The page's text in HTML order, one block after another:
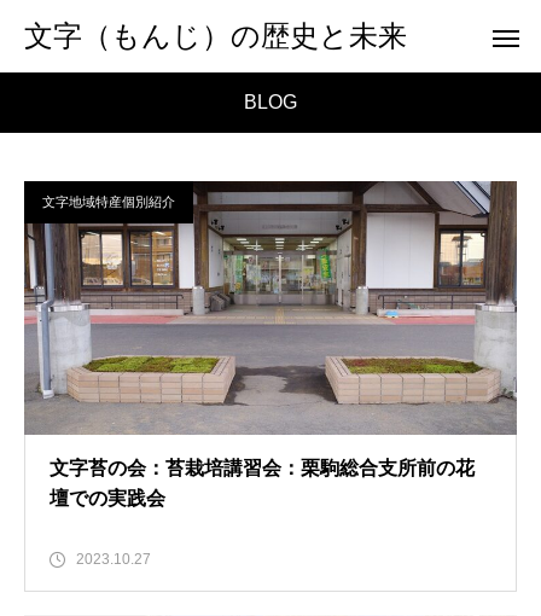
文字（もんじ）の歴史と未来
BLOG
文字地域特産個別紹介
文字苔の会：苔栽培講習会：栗駒総合支所前の花
壇での実践会
2023.10.27